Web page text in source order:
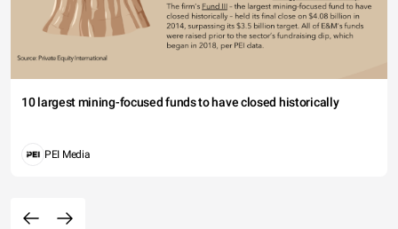
10 largest mining-focused funds to have closed historically
PEI Media